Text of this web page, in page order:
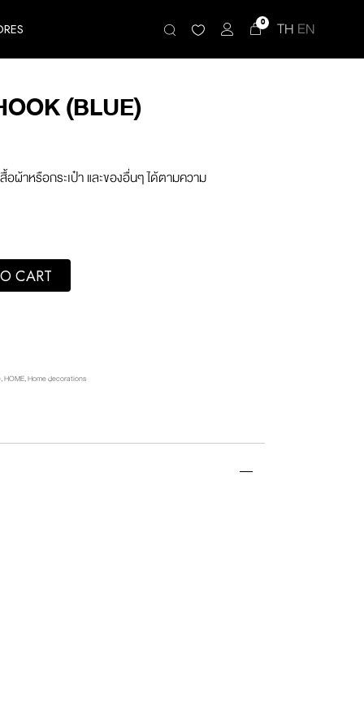
0 TH EN
(BLUE)
ผ้าหรือกระเป๋า และของอื่นๆ ได้ตามความ
CART
,HOME,Home decorations